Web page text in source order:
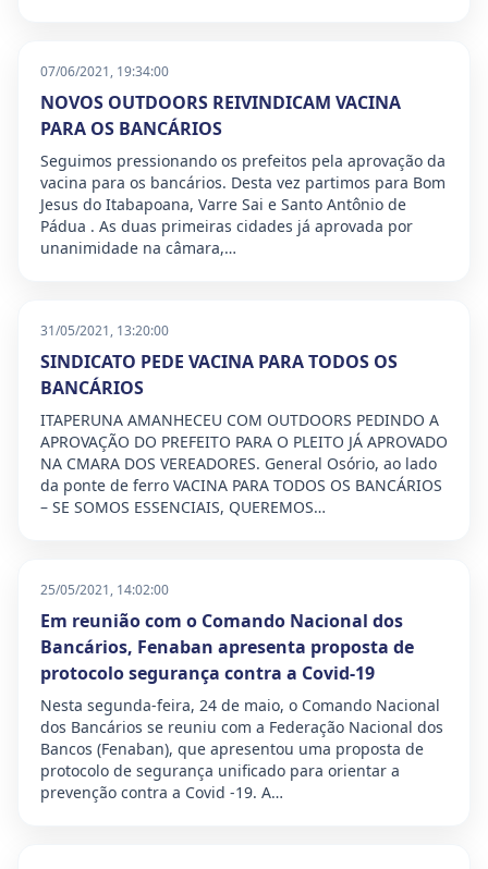
07/06/2021, 19:34:00
NOVOS OUTDOORS REIVINDICAM VACINA
PARA OS BANCÁRIOS
Seguimos pressionando os prefeitos pela aprovação da
vacina para os bancários. Desta vez partimos para Bom
Jesus do Itabapoana, Varre Sai e Santo Antônio de
Pádua . As duas primeiras cidades já aprovada por
unanimidade na câmara,…
31/05/2021, 13:20:00
SINDICATO PEDE VACINA PARA TODOS OS
BANCÁRIOS
ITAPERUNA AMANHECEU COM OUTDOORS PEDINDO A
APROVAÇÃO DO PREFEITO PARA O PLEITO JÁ APROVADO
NA CMARA DOS VEREADORES. General Osório, ao lado
da ponte de ferro VACINA PARA TODOS OS BANCÁRIOS
– SE SOMOS ESSENCIAIS, QUEREMOS…
25/05/2021, 14:02:00
Em reunião com o Comando Nacional dos
Bancários, Fenaban apresenta proposta de
protocolo segurança contra a Covid-19
Nesta segunda-feira, 24 de maio, o Comando Nacional
dos Bancários se reuniu com a Federação Nacional dos
Bancos (Fenaban), que apresentou uma proposta de
protocolo de segurança unificado para orientar a
prevenção contra a Covid -19. A…